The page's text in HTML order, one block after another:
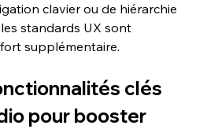
clavier ou de hiérarchie
standards UX sont
supplémentaire.
clés
pour booster